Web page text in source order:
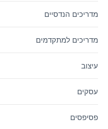
מדריכים הנדסיים
מדריכים למתקדמים
עיצוב
עסקים
פסיפסים